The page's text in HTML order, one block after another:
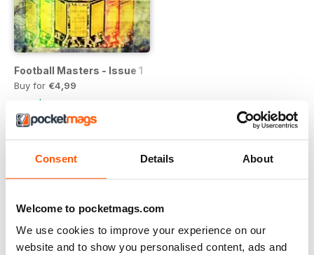
Consent Details About
Welcome to pocketmags.com
We use cookies to improve your experience on our
website and to show you personalised content, ads and
Football Masters - Issue 1
Buy for €4,99
|